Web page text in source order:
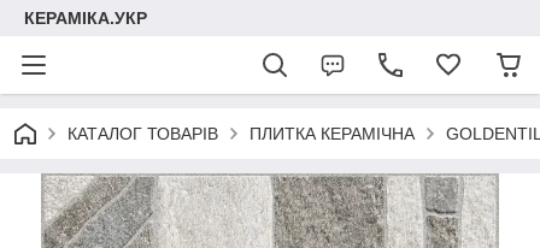
КЕРАМІКА.УКР
КАТАЛОГ ТОВАРІВ ПЛИТКА КЕРАМІЧНА